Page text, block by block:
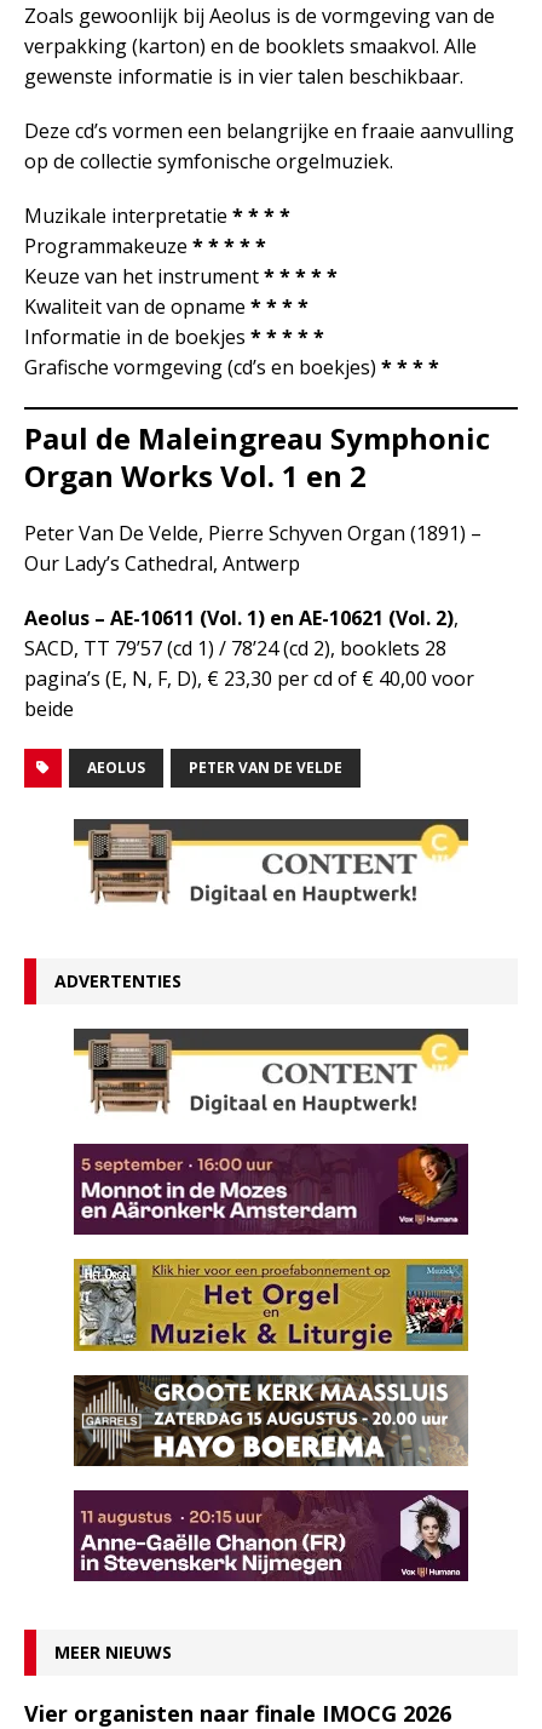
Zoals gewoonlijk bij Aeolus is de vormgeving van de
verpakking (karton) en de booklets smaakvol. Alle
gewenste informatie is in vier talen beschikbaar.
Deze cd’s vormen een belangrijke en fraaie aanvulling
op de collectie symfonische orgelmuziek.
Muzikale interpretatie * * * *
Programmakeuze * * * * *
Keuze van het instrument* * * * *
Kwaliteit van de opname * * * *
Informatie in de boekjes * * * * *
Grafische vormgeving (cd’s en boekjes) * * * *
Paul de Maleingreau Symphonic
Organ Works Vol. 1 en 2
Peter Van De Velde, Pierre Schyven Organ (1891) –
Our Lady’s Cathedral, Antwerp
Aeolus – AE-10611 (Vol. 1) en AE-10621 (Vol. 2),
SACD, TT 79’57 (cd 1) / 78’24 (cd 2), booklets 28
pagina’s (E, N, F, D), € 23,30 per cd of € 40,00 voor
beide
AEOLUS PETER VAN DE VELDE
ADVERTENTIES
MEER NIEUWS
Vier organisten naar finale IMOCG 2026